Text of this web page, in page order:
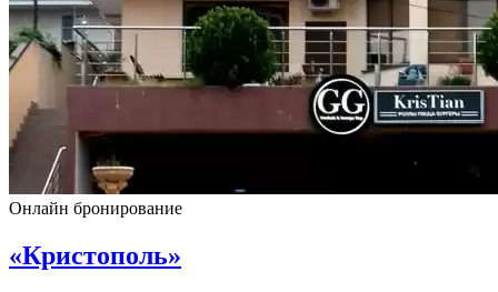
Онлайн бронирование
«Кристополь»